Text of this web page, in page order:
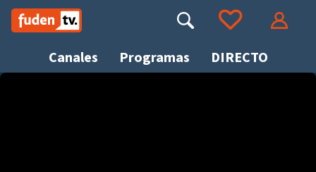
Saltar
contenido
Canales Programas DIRECTO
Buscar Ir a tus favoritos